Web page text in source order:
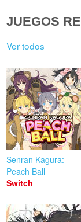
JUEGOS
Ver todos
Senran Kagura:
Peach Ball
Switch